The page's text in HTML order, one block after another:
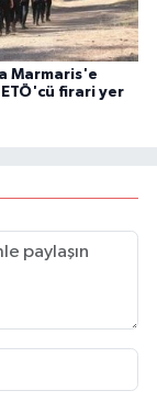
Marmaris'e
firari yer